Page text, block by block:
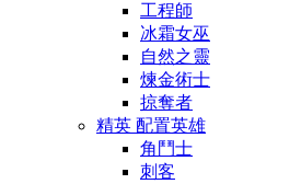
工程師
冰霜女巫
自然之靈
煉金術士
掠奪者
精英 配置英雄
角鬥士
刺客